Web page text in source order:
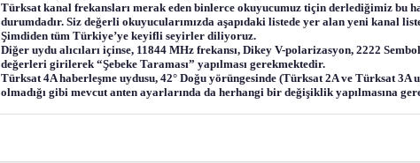
Türksat kanal frekansları merak eden binlerce okuyucumuz tiçin derlediğimiz bu
durumdadır. Siz değerli okuyucularımızda aşapıdaki listede yer alan yeni kanal
Şimdiden tüm Türkiye’ye keyifli seyirler diliyoruz.
Diğer uydu alıcıları içinse, 11844 MHz frekansı, Dikey V-polarizasyon, 2222
değerleri girilerek “Şebeke Taraması” yapılması gerekmektedir.
Türksat 4A haberleşme uydusu, 42° Doğu yörüngesinde (Türksat 2A ve Türksat
olmadığı gibi mevcut anten ayarlarında da herhangi bir değişiklik yapılmasına